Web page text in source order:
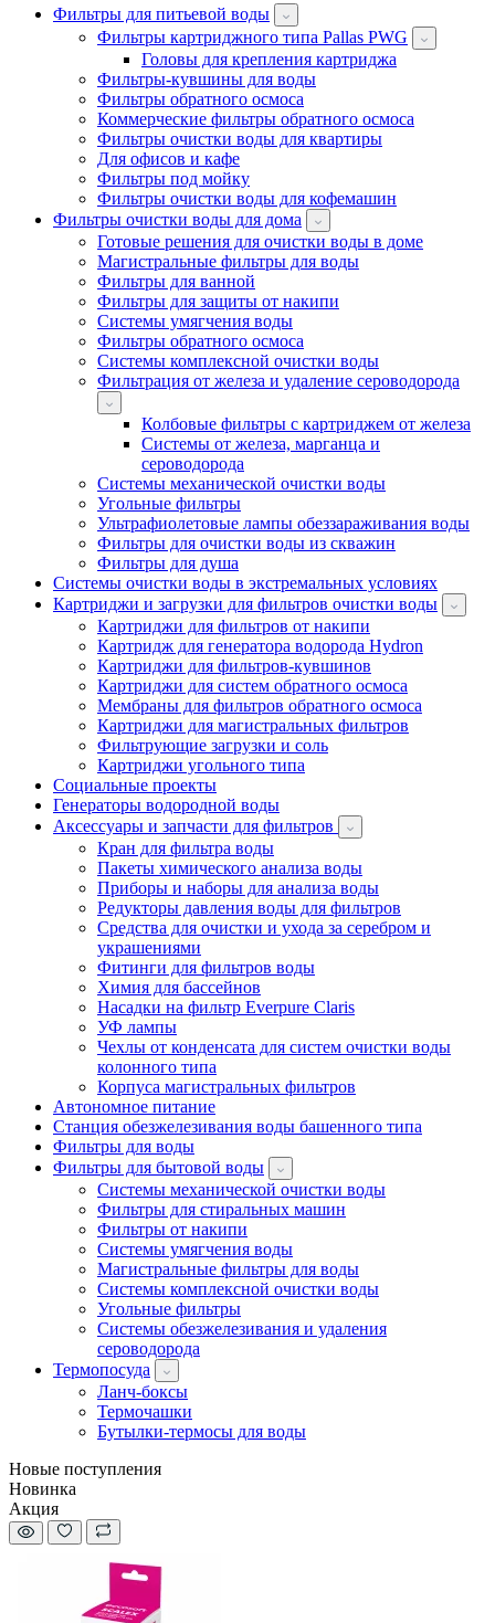
Фильтры для питьевой воды
Фильтры картриджного типа Pallas PWG
Головы для крепления картриджа
Фильтры-кувшины для воды
Фильтры обратного осмоса
Коммерческие фильтры обратного осмоса
Фильтры очистки воды для квартиры
Для офисов и кафе
Фильтры под мойку
Фильтры очистки воды для кофемашин
Фильтры очистки воды для дома
Готовые решения для очистки воды в доме
Магистральные фильтры для воды
Фильтры для ванной
Фильтры для защиты от накипи
Системы умягчения воды
Фильтры обратного осмоса
Системы комплексной очистки воды
Фильтрация от железа и удаление сероводорода
Колбовые фильтры с картриджем от железа
Системы от железа, марганца и
сероводорода
Системы механической очистки воды
Угольные фильтры
Ультрафиолетовые лампы обеззараживания воды
Фильтры для очистки воды из скважин
Фильтры для душа
Системы очистки воды в экстремальных условиях
Картриджи и загрузки для фильтров очистки воды
Картриджи для фильтров от накипи
Картридж для генератора водорода Hydron
Картриджи для фильтров-кувшинов
Картриджи для систем обратного осмоса
Мембраны для фильтров обратного осмоса
Картриджи для магистральных фильтров
Фильтрующие загрузки и соль
Картриджи угольного типа
Социальные проекты
Генераторы водородной воды
Аксессуары и запчасти для фильтров
Кран для фильтра воды
Пакеты химического анализа воды
Приборы и наборы для анализа воды
Редукторы давления воды для фильтров
Средства для очистки и ухода за серебром и
украшениями
Фитинги для фильтров воды
Химия для бассейнов
Насадки на фильтр Everpure Claris
УФ лампы
Чехлы от конденсата для систем очистки воды
колонного типа
Корпуса магистральных фильтров
Автономное питание
Станция обезжелезивания воды башенного типа
Фильтры для воды
Фильтры для бытовой воды
Системы механической очистки воды
Фильтры для стиральных машин
Фильтры от накипи
Системы умягчения воды
Магистральные фильтры для воды
Системы комплексной очистки воды
Угольные фильтры
Системы обезжелезивания и удаления
сероводорода
Термопосуда
Ланч-боксы
Термочашки
Бутылки-термосы для воды
Новые поступления
Новинка
Акция